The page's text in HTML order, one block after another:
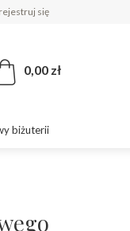
się
0,00 zł
biżuterii